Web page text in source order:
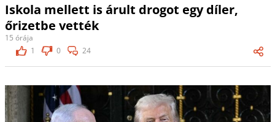
Iskola mellett is árult drogot egy díler,
őrizetbe vették
15 órája
1
0 24